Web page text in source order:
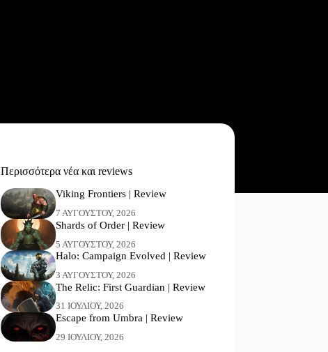
Περισσότερα νέα και reviews
Viking Frontiers | Review
7 ΑΥΓΟΎΣΤΟΥ, 2026
Shards of Order | Review
5 ΑΥΓΟΎΣΤΟΥ, 2026
Halo: Campaign Evolved | Review
3 ΑΥΓΟΎΣΤΟΥ, 2026
The Relic: First Guardian | Review
31 ΙΟΥΛΊΟΥ, 2026
Escape from Umbra | Review
29 ΙΟΥΛΊΟΥ, 2026